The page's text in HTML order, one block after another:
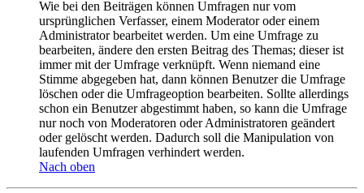
Wie bei den Beiträgen können Umfragen nur vom
ursprünglichen Verfasser, einem Moderator oder einem
Administrator bearbeitet werden. Um eine Umfrage zu
bearbeiten, ändere den ersten Beitrag des Themas; dieser ist
immer mit der Umfrage verknüpft. Wenn niemand eine
Stimme abgegeben hat, dann können Benutzer die Umfrage
löschen oder die Umfrageoption bearbeiten. Sollte allerdings
schon ein Benutzer abgestimmt haben, so kann die Umfrage
nur noch von Moderatoren oder Administratoren geändert
oder gelöscht werden. Dadurch soll die Manipulation von
laufenden Umfragen verhindert werden.
Nach oben